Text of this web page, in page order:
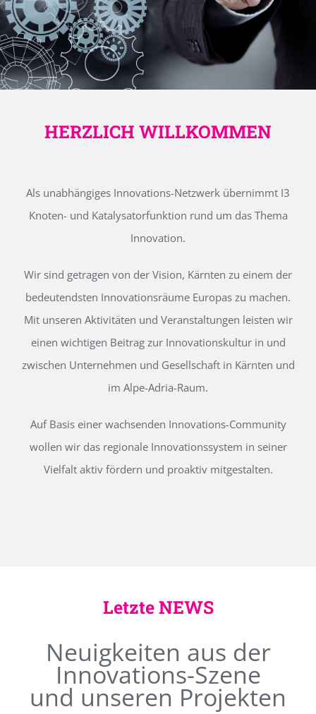
HERZLICH WILLKOMMEN
Als unabhängiges Innovations-Netzwerk übernimmt I3
Knoten- und Katalysatorfunktion rund um das Thema
Innovation.
Wir sind getragen von der Vision, Kärnten zu einem der
bedeutendsten Innovationsräume Europas zu machen.
Mit unseren Aktivitäten und Veranstaltungen leisten wir
einen wichtigen Beitrag zur Innovationskultur in und
zwischen Unternehmen und Gesellschaft in Kärnten und
im Alpe-Adria-Raum.
Auf Basis einer wachsenden Innovations-Community
wollen wir das regionale Innovationssystem in seiner
Vielfalt aktiv fördern und proaktiv mitgestalten.
Letzte NEWS
Neuigkeiten aus der
Innovations-Szene
und unseren Projekten